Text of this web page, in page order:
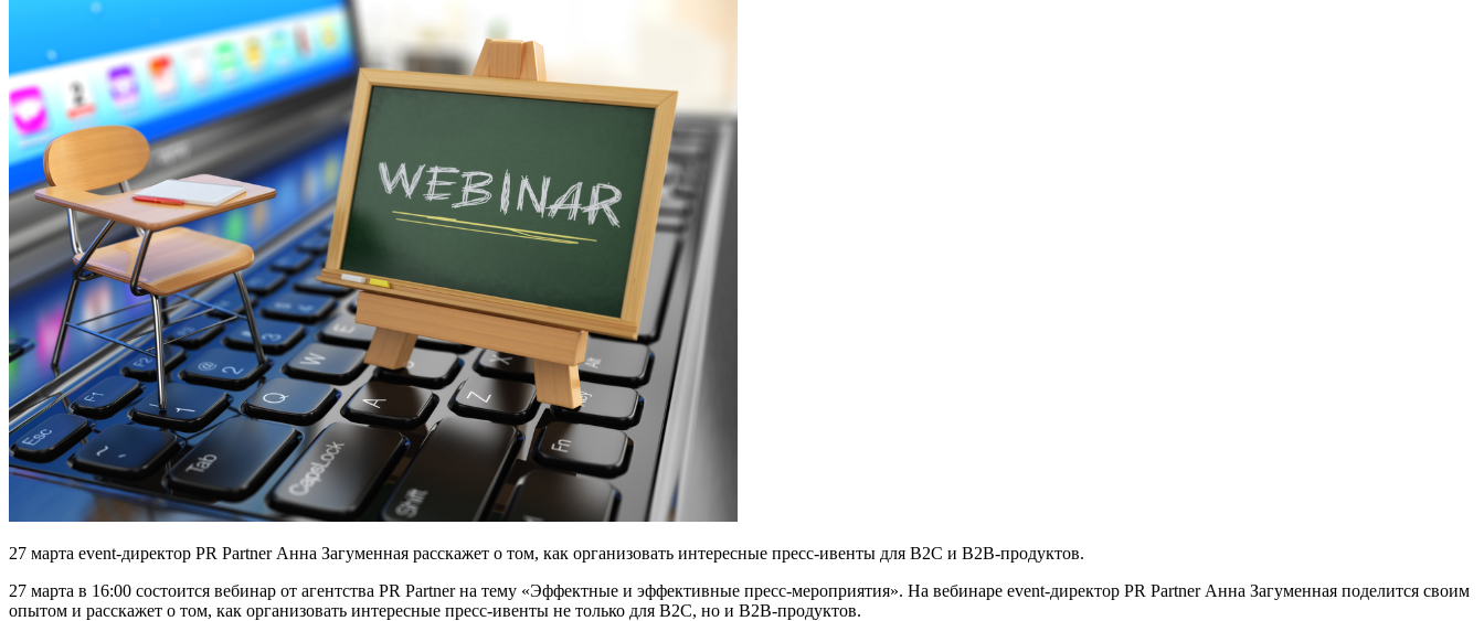
27 марта event-директор PR Partner Анна Загуменная расскажет о том, как организовать интересные пресс-ивенты для B2C и B2B-продуктов.
27 марта в 16:00 состоится вебинар от агентства PR Partner на тему «Эффектные и эффективные пресс-мероприятия». На вебинаре event-директор PR Partner Анна Загуменная поделится своим
опытом и расскажет о том, как организовать интересные пресс-ивенты не только для B2C, но и B2B-продуктов.